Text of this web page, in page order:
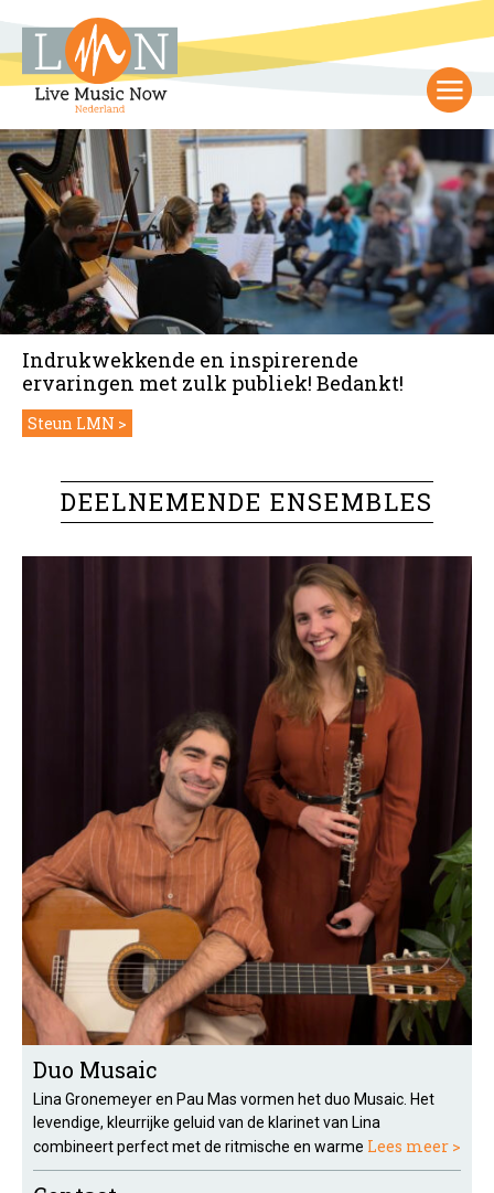
Indrukwekkende en inspirerende
ervaringen met zulk publiek! Bedankt!
Steun LMN
DEELNEMENDE ENSEMBLES
Duo Musaic
Lina Gronemeyer en Pau Mas vormen het duo Musaic. Het
levendige, kleurrijke geluid van de klarinet van Lina
combineert perfect met de ritmische en warme Lees meer >